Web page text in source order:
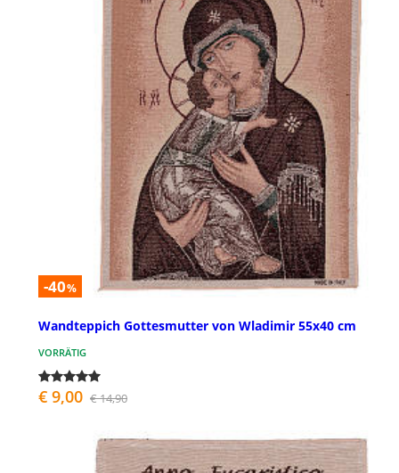
-40%
Wandteppich Gottesmutter von Wladimir 55x40 cm
VORRÄTIG
€ 9,00 € 14,90